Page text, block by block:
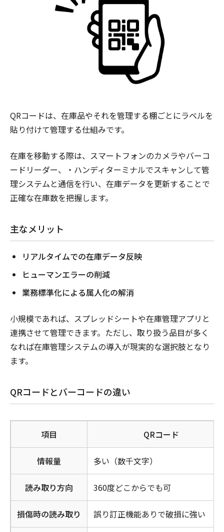
QRコードは、在庫品やそれを管理する棚ごとにラベルを
貼り付けて管理する仕組みです。
在庫を移動する際は、スマートフォンのカメラやバーコ
ードリーダー、・ハンディターミナルでスキャンして管
理システムと通信を行い、在庫データを更新することで
正確な在庫数を把握します。
主なメリット
リアルタイムでの在庫データ反映
ヒューマンエラーの削減
業務標準化による属人化の解消
小規模であれば、スプレッドシートや在庫管理アプリと
連携させて管理できます。ただし、取り扱う品目が多く
なれば在庫管理システムの導入が現実的な選択肢となり
ます。
QRコードとバーコードの違い
項目 QRコード
情報量 多い（数千文字）
読み取り方向 360度どこからでも可
損傷時の読み取り 誤り訂正機能ありで破損に強い